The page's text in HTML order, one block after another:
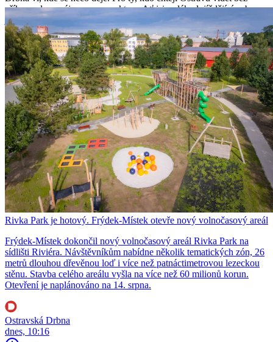
příkras, ale se zájmem a respektem. Ať jsi rodák, dojíždějící nebo
jen fanda tohohle výjimečného kraje, tady máš vždycky přehled.
Rivka Park je hotový. Frýdek-Místek otevře nový volnočasový areál
Frýdek-Místek dokončil nový volnočasový areál Rivka Park na
sídlišti Riviéra. Návštěvníkům nabídne několik tematických zón, 26
metrů dlouhou dřevěnou loď i více než patnáctimetrovou lezeckou
stěnu. Stavba celého areálu vyšla na více než 60 milionů korun.
Otevření je naplánováno na 14. srpna.
Ostravská Drbna
dnes, 10:16